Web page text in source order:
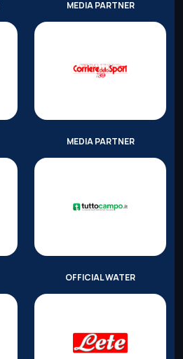
MEDIA PARTNER
MEDIA PARTNER
OFFICIAL WATER